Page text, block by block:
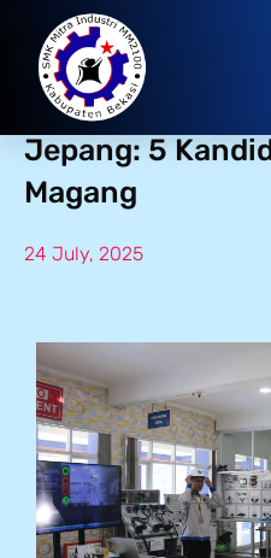
Wawancara
Jepang: 5
Magang
24 July, 2025